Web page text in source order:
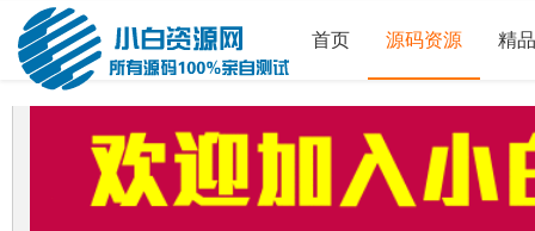
首页 源码资源 精